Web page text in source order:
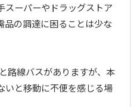
スーパーやドラッグストア
品の調達に困ることは少な
路線バスがありますが、本
いと移動に不便を感じる場